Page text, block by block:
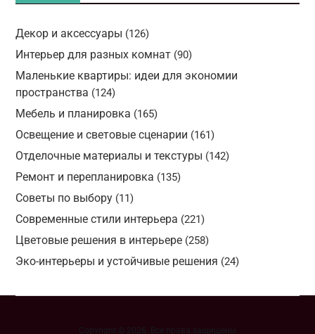
Декор и аксессуары (126)
Интерьер для разных комнат(90)
Маленькие квартиры: идеи для экономии
пространства (124)
Мебель и планировка (165)
Освещение и световые сценарии (161)
Отделочные материалы и текстуры (142)
Ремонт и перепланировка (135)
Советы по выбору(11)
Современные стили интерьера (221)
Цветовые решения в интерьере(258)
Эко-интерьеры и устойчивые решения (24)
Copyright © 2026. Все права защищены